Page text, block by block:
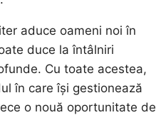
aduce oameni noi în
duce la întâlniri
Cu toate acestea,
în care își gestionează
o nouă oportunitate de